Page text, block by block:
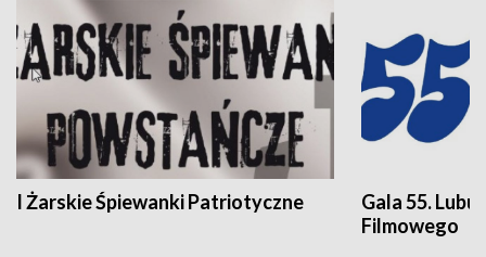
I Żarskie Śpiewanki Patriotyczne
Gala 55.
Filmowego